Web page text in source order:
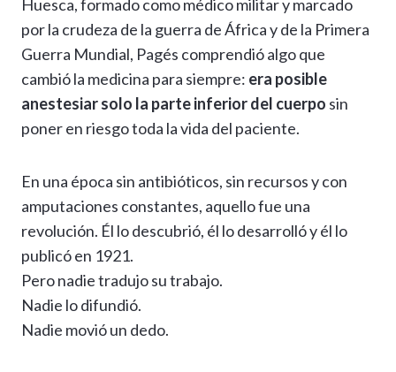
Huesca, formado como médico militar y marcado
por la crudeza de la guerra de África y de la Primera
Guerra Mundial, Pagés comprendió algo que
cambió la medicina para siempre: era posible
anestesiar solo la parte inferior del cuerpo sin
poner en riesgo toda la vida del paciente.
En una época sin antibióticos, sin recursos y con
amputaciones constantes, aquello fue una
revolución. Él lo descubrió, él lo desarrolló y él lo
publicó en 1921.
Pero nadie tradujo su trabajo.
Nadie lo difundió.
Nadie movió un dedo.